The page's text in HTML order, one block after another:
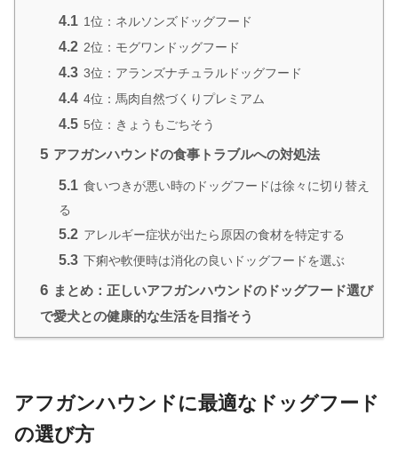
4.1 1位：ネルソンズドッグフード
4.2 2位：モグワンドッグフード
4.3 3位：アランズナチュラルドッグフード
4.4 4位：馬肉自然づくりプレミアム
4.5 5位：きょうもごちそう
5 アフガンハウンドの食事トラブルへの対処法
5.1 食いつきが悪い時のドッグフードは徐々に切り替え
る
5.2 アレルギー症状が出たら原因の食材を特定する
5.3 下痢や軟便時は消化の良いドッグフードを選ぶ
6 まとめ：正しいアフガンハウンドのドッグフード選び
で愛犬との健康的な生活を目指そう
アフガンハウンドに最適なドッグフード
の選び方